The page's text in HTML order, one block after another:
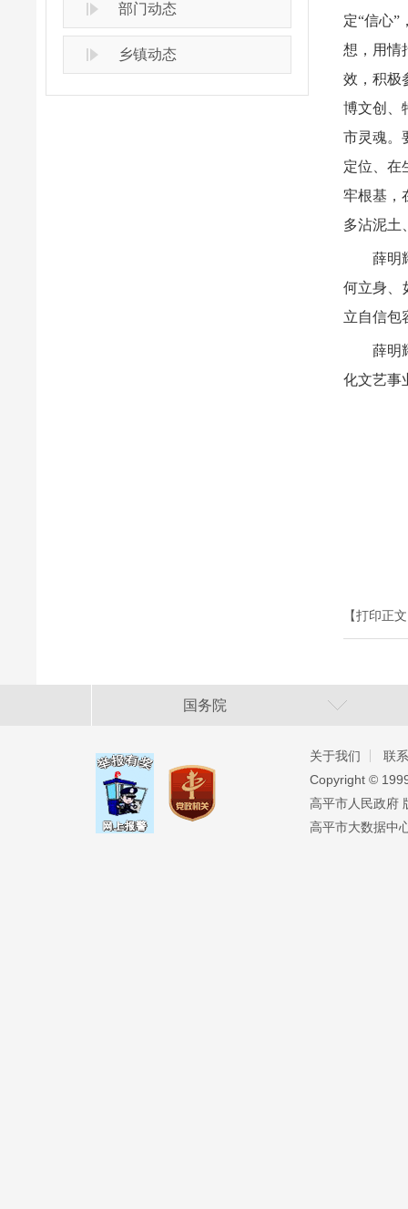
部门动态
乡镇动态
定“信心”
想，用情
效，积极
博文创、
市灵魂。
定位、在
牢根基，
多沾泥土
薛明
何立身、
立自信包
薛明
化文艺事
【打印正
国务院
关于我们
联
Copyright ©️
高平市人民政府
高平市大数据